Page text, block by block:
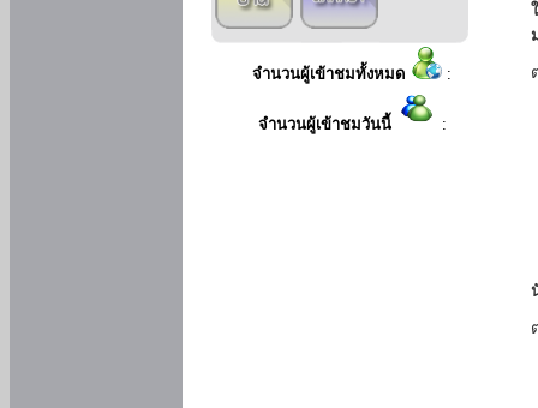
จำนวนผู้เข้าชมทั้งหมด :
จำนวนผู้เข้าชมวันนี้ :